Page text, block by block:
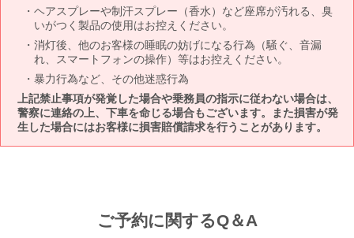
ヘアスプレーや制汗スプレー（香水）など座席が汚れる、臭
いがつく製品の使用はお控えください。
消灯後、他のお客様の睡眠の妨げになる行為（騒ぐ、音漏
れ、スマートフォンの操作）等はお控えください。
暴力行為など、その他迷惑行為
上記禁止事項が発覚した場合や乗務員の指示に従わない場合は、
警察に連絡の上、下車を命じる場合もございます。また損害が発
生した場合にはお客様に損害賠償請求を行うことがあります。
ご予約に関するQ＆A